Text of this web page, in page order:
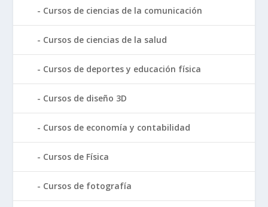
Cursos de ciencias de la comunicación
Cursos de ciencias de la salud
Cursos de deportes y educación física
Cursos de diseño 3D
Cursos de economía y contabilidad
Cursos de Física
Cursos de fotografía